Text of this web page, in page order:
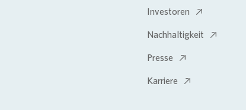
Investoren
Nachhaltigkeit
Presse
Karriere